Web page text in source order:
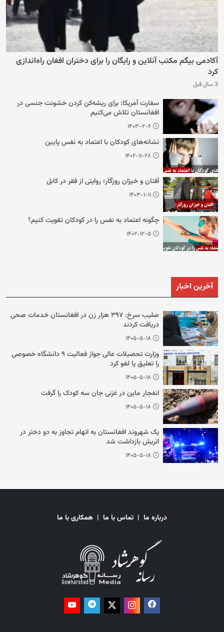
آکادمی بیگم مکتب آنلاین و رایگان را برای دختران افغان راه‌اندازی
کرد
3 سال قبل
سفارت آمریکا: برای ریشه‌کن کردن خشونت جنسی در
افغانستان تلاش می‌کنیم
۱۴۰۳-۲-۶
نشانه‌های کودکان با اعتماد به نفس پایین
۱۴۰۲-۱۱-۲۸
اُفتان و خیزان روزگار؛ روایتی از فقر در کابل
۱۴۰۳-۱-۱۱
چگونه اعتماد به نفس را در کودکان تقویت کنیم؟
۱۴۰۲-۱۲-۵
آخرین اخبار
صلیب سرخ: ۳۹۷ هزار زن در افغانستان خدمات صحی
دریافت کردند
۱۴۰۵-۵-۱۸
وزارت تحصیلات عالی جواز فعالیت ۹ دانشگاه خصوصی
را تعلیق یا لغو کرد
۱۴۰۵-۵-۱۸
انفجار ماین در غزنی جان سه کودک را گرفت
۱۴۰۵-۵-۱۸
یک شهروند افغانستان به اتهام تجاوز به دو دختر در
اتریش بازداشت شد
۱۴۰۵-۵-۱۸
درباره ما | تماس با ما | همکاری با ما